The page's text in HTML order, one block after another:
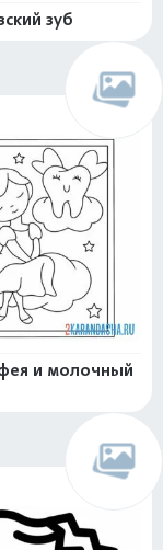
зуб
и молочный